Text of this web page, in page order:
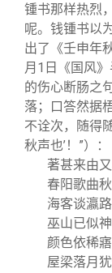
锺书那样热烈
呢。钱锺书以
出了《壬申年
月1日《国风
的伤心断肠之
落；口答然据
不诠次，随得
秋声也’！”）：
著甚来由
春阳歌曲
海客谈瀛
巫山已似
颜色依稀
屋梁落月